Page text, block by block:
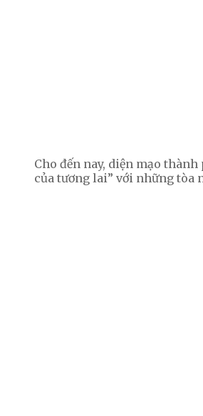
Cho đến nay, diện mạo
của tương lai” với những tòa